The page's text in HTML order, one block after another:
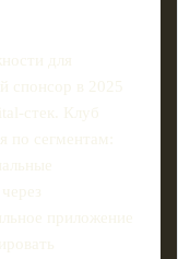
для
спонсор в 2025
Клуб
по сегментам:
приложение